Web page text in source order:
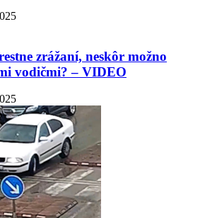
zrážaní, neskôr možno
vodičmi? – VIDEO